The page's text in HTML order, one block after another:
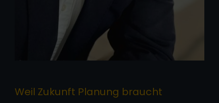
Weil Zukunft Planung braucht